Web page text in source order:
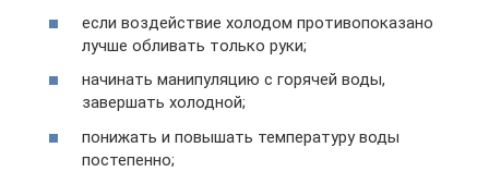
если воздействие холодом противопоказано
лучше обливать только руки;
начинать манипуляцию с горячей воды,
завершать холодной;
понижать и повышать температуру воды
постепенно;